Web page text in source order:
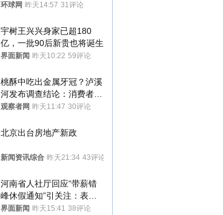
环球网 昨天14:57 31评论
宇树王兴兴身家已超180
亿，一批90后新贵也将诞生
界面新闻 昨天10:22 59评论
桃酥中吃出金属牙冠？泸溪
河发布调查结论：消费者已
澄清，所发视频情况不属实
观察者网 昨天11:47 30评论
北京出台房地产新政
新闻资讯综合 昨天21:34 43评论
河南省人社厅回应“带薪错
峰休假通知”引关注：表述
不够准确，待修改后印发
界面新闻 昨天15:41 38评论